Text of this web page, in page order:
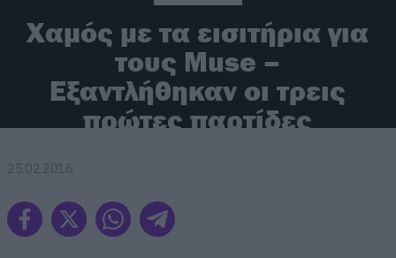
Χαμός με τα εισιτήρια για
τους Muse –
Εξαντλήθηκαν οι τρεις
πρώτες παρτίδες
25.02.2016